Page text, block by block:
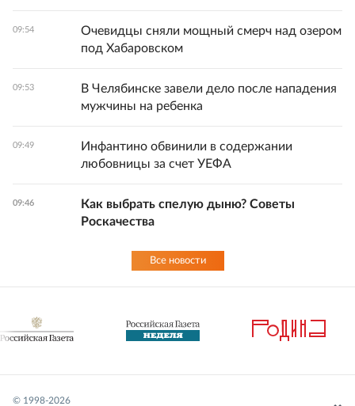
09:54
Очевидцы сняли мощный смерч над озером
под Хабаровском
09:53
В Челябинске завели дело после нападения
мужчины на ребенка
09:49
Инфантино обвинили в содержании
любовницы за счет УЕФА
09:46
Как выбрать спелую дыню? Советы
Роскачества
Все новости
© 1998-2026